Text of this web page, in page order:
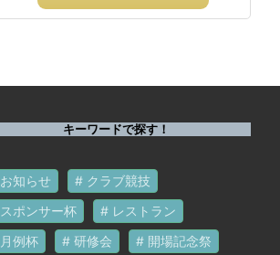
キーワードで探す！
お知らせ
クラブ競技
スポンサー杯
レストラン
月例杯
研修会 開場記念祭